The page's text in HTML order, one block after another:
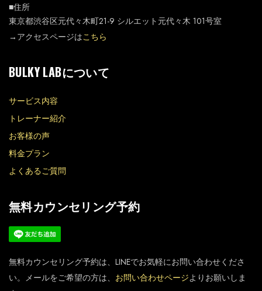
■住所
東京都渋谷区元代々木町21-9 シルエット元代々木 101号室
→アクセスページはこちら
BULKY LABについて
サービス内容
トレーナー紹介
お客様の声
料金プラン
よくあるご質問
無料カウンセリング予約
無料カウンセリング予約は、LINEでお気軽にお問い合わせくださ
い。メールをご希望の方は、 お問い合わせページよりお願いしま